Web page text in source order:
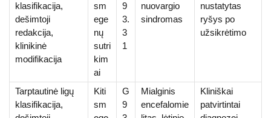
klasifikacija,
dešimtoji
redakcija,
klinikinė
modifikacija
sm
ege
nų
sutri
kim
ai
9
3.
3
1
nuovargio
sindromas
nustatytas
ryšys po
užsikrėtimo
Tarptautinė ligų
klasifikacija,
Kiti
sm
G
9
Mialginis
encefalomie
Kliniškai
patvirtintai